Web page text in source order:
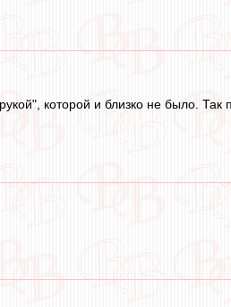
которой и близко не было. Так